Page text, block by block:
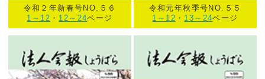
令和２年新春号NO.５６
1～12 ・ 12～24ページ
令和元年秋季号NO.５５
1～12 ・ 13～24ページ